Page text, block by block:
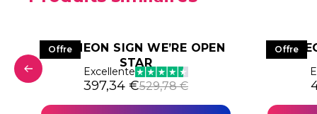
€.
€.
Offre
LED NEON SIGN WE’RE OPEN
STAR
Excellente
529,78€
Le prix initial était : 529,78 €.
397,34 €
Le prix actuel est : 397,34 €.
Offre
LED